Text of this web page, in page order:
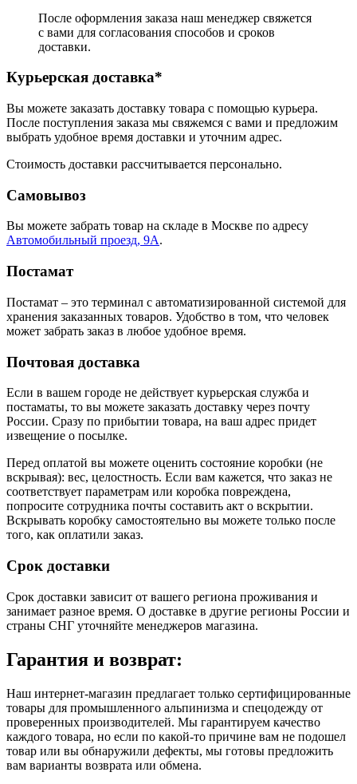
После оформления заказа наш менеджер свяжется
с вами для согласования способов и сроков
доставки.
Курьерская доставка*
Вы можете заказать доставку товара с помощью курьера.
После поступления заказа мы свяжемся с вами и предложим
выбрать удобное время доставки и уточним адрес.
Стоимость доставки рассчитывается персонально.
Самовывоз
Вы можете забрать товар на складе в Москве по адресу
Автомобильный проезд, 9А.
Постамат
Постамат – это терминал с автоматизированной системой для
хранения заказанных товаров. Удобство в том, что человек
может забрать заказ в любое удобное время.
Почтовая доставка
Если в вашем городе не действует курьерская служба и
постаматы, то вы можете заказать доставку через почту
России. Сразу по прибытии товара, на ваш адрес придет
извещение о посылке.
Перед оплатой вы можете оценить состояние коробки (не
вскрывая): вес, целостность. Если вам кажется, что заказ не
соответствует параметрам или коробка повреждена,
попросите сотрудника почты составить акт о вскрытии.
Вскрывать коробку самостоятельно вы можете только после
того, как оплатили заказ.
Срок доставки
Срок доставки зависит от вашего региона проживания и
занимает разное время. О доставке в другие регионы России и
страны СНГ уточняйте менеджеров магазина.
Гарантия и возврат:
Наш интернет-магазин предлагает только сертифицированные
товары для промышленного альпинизма и спецодежду от
проверенных производителей. Мы гарантируем качество
каждого товара, но если по какой-то причине вам не подошел
товар или вы обнаружили дефекты, мы готовы предложить
вам варианты возврата или обмена.